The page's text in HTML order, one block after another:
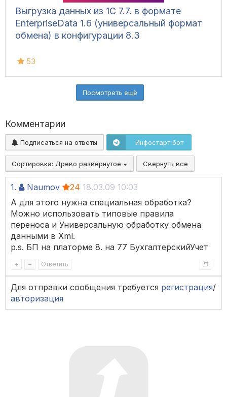
Выгрузка данных из 1С 7.7. в формате
EnterpriseData 1.6 (универсальный формат
обмена) в конфигурации 8.3
53
Посмотреть ещё
Комментарии
Подписаться на ответы Инфостарт бот
Сортировка: Древо развёрнутое Свернуть все
1. Naumov 24 18.03.09 10:03
А для этого нужна специальная обработка?
Можно использовать типовые правила
переноса и Универсальную обработку обмена
данными в Xml.
p.s. БП на платорме 8. на 77 БухгалтерскийУчет
+ – Ответить
Для отправки сообщения требуется регистрация/
авторизация